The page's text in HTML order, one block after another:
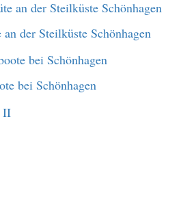
der Steilküste Schönhagen
bei Schönhagen